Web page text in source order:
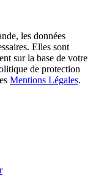
les données
Elles sont
sur la base de votre
de protection
Mentions Légales.